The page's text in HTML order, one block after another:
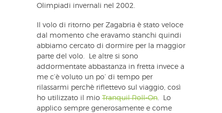
Olimpiadi invernali nel 2002.
Il volo di ritorno per Zagabria è stato veloce
dal momento che eravamo stanchi quindi
abbiamo cercato di dormire per la maggior
parte del volo. Le altre si sono
addormentate abbastanza in fretta invece a
me c’è voluto un po’ di tempo per
rilassarmi perchè riflettevo sul viaggio, così
ho utilizzato il mio Tranquil Roll-On. Lo
applico sempre generosamente e come